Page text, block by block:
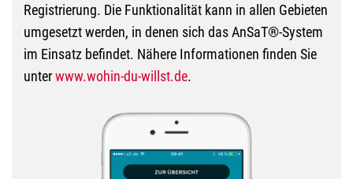
Registrierung. Die Funktionalität kann in allen Gebieten
umgesetzt werden, in denen sich das AnSaT®-System
im Einsatz befindet. Nähere Informationen finden Sie
unterwww.wohin-du-willst.de.